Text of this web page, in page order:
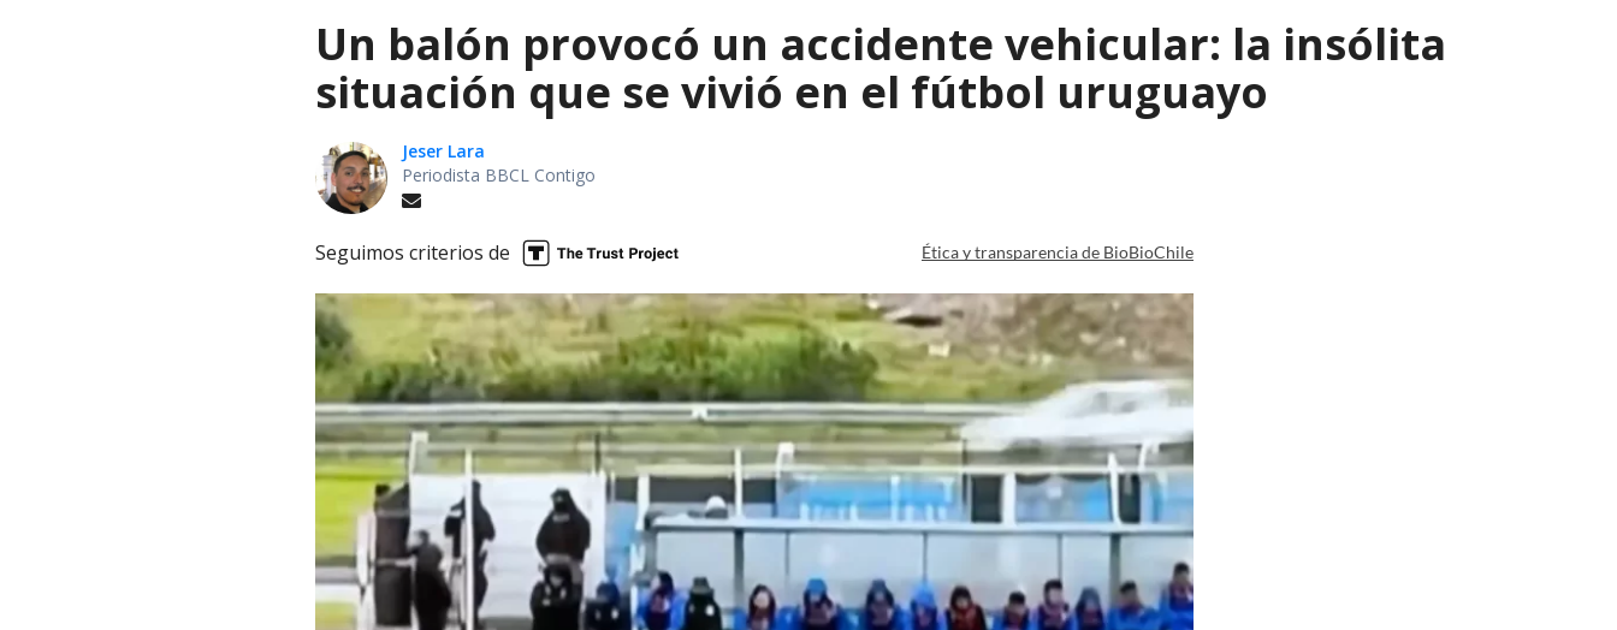
Un balón provocó un accidente vehicular: la insólita
situación que se vivió en el fútbol uruguayo
Jeser Lara
Periodista BBCL Contigo
Seguimos criterios de Ética y transparencia de BioBioChile